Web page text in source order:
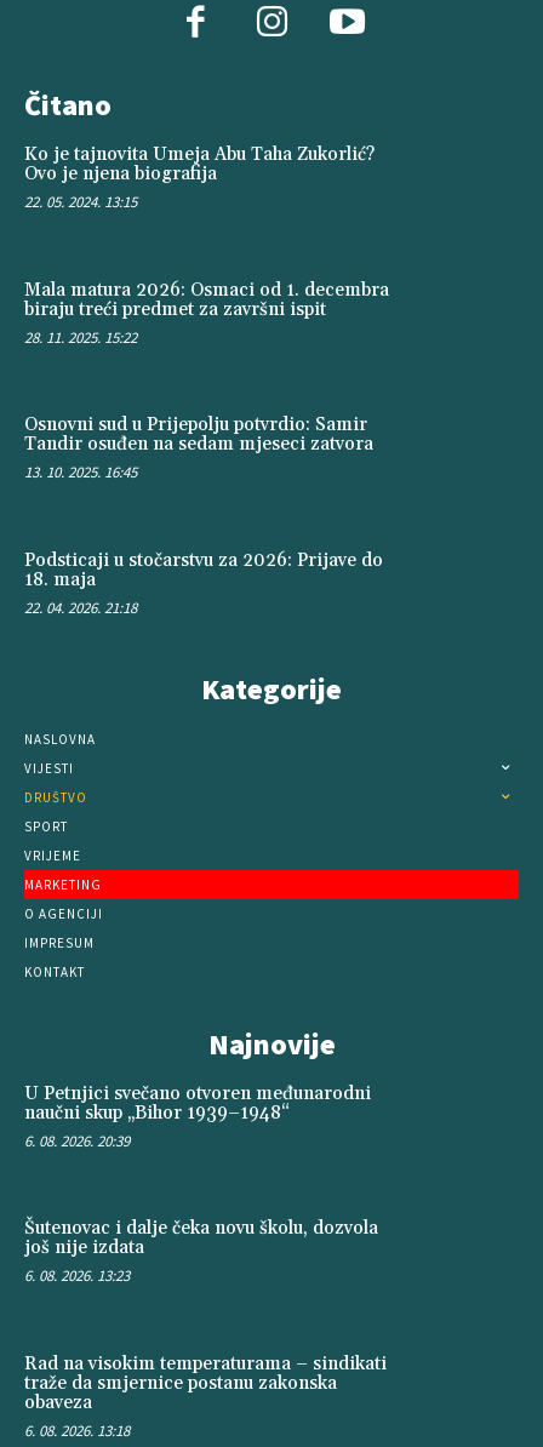
Čitano
Ko je tajnovita Umeja Abu Taha Zukorlić?
Ovo je njena biografija
22. 05. 2024. 13:15
Mala matura 2026: Osmaci od 1. decembra
biraju treći predmet za završni ispit
28. 11. 2025. 15:22
Osnovni sud u Prijepolju potvrdio: Samir
Tandir osuđen na sedam mjeseci zatvora
13. 10. 2025. 16:45
Podsticaji u stočarstvu za 2026: Prijave do
18. maja
22. 04. 2026. 21:18
Kategorije
NASLOVNA
VIJESTI
DRUŠTVO
SPORT
VRIJEME
MARKETING
O AGENCIJI
IMPRESUM
KONTAKT
Najnovije
U Petnjici svečano otvoren međunarodni
naučni skup „Bihor 1939–1948“
6. 08. 2026. 20:39
Šutenovac i dalje čeka novu školu, dozvola
još nije izdata
6. 08. 2026. 13:23
Rad na visokim temperaturama – sindikati
traže da smjernice postanu zakonska
obaveza
6. 08. 2026. 13:18